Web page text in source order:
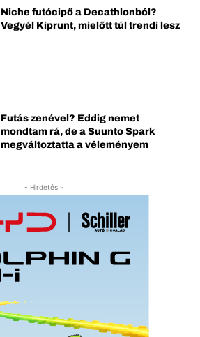
Niche futócipő a Decathlonból?
Vegyél Kiprunt, mielőtt túl trendi lesz
Futás zenével? Eddig nemet
mondtam rá, de a Suunto Spark
megváltoztatta a véleményem
- Hirdetés -